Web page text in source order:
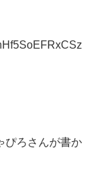
ぴろさんが書か